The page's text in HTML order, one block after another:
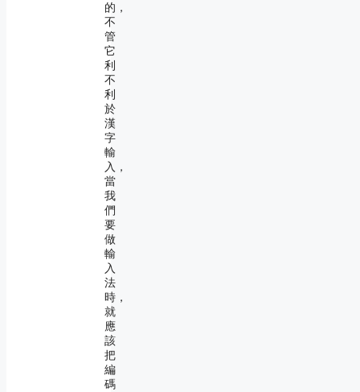
的，
不
管
它
利
不
利
於
漢
字
輸
入，
當
我
們
要
做
輸
入
法
時，
就
應
該
把
編
碼